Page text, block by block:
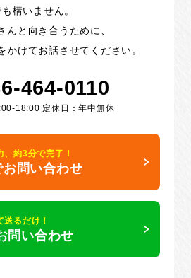
も構いません。
んと向き合うために、
かけてお話させてください。
464-0110
18:00 定休日：年中無休
、約3分で完了！
お問い合わせ
るだけ！
問い合わせ